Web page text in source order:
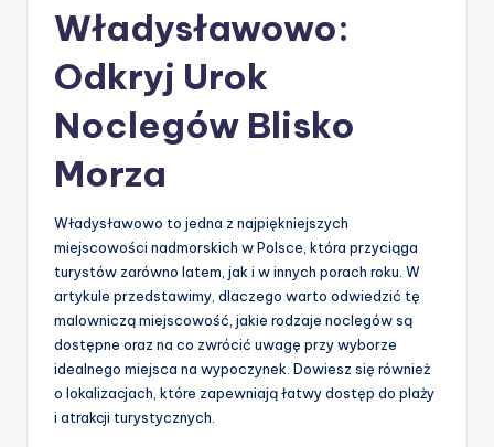
Władysławowo:
Odkryj Urok
Noclegów Blisko
Morza
Władysławowo to jedna z najpiękniejszych
miejscowości nadmorskich w Polsce, która przyciąga
turystów zarówno latem, jak i w innych porach roku. W
artykule przedstawimy, dlaczego warto odwiedzić tę
malowniczą miejscowość, jakie rodzaje noclegów są
dostępne oraz na co zwrócić uwagę przy wyborze
idealnego miejsca na wypoczynek. Dowiesz się również
o lokalizacjach, które zapewniają łatwy dostęp do plaży
i atrakcji turystycznych.